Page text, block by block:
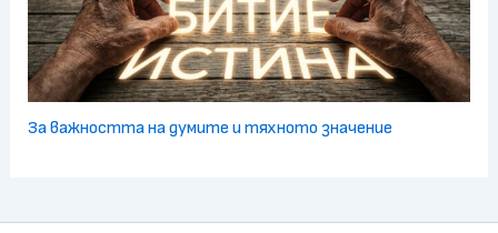
За важността на думите и тяхното значение